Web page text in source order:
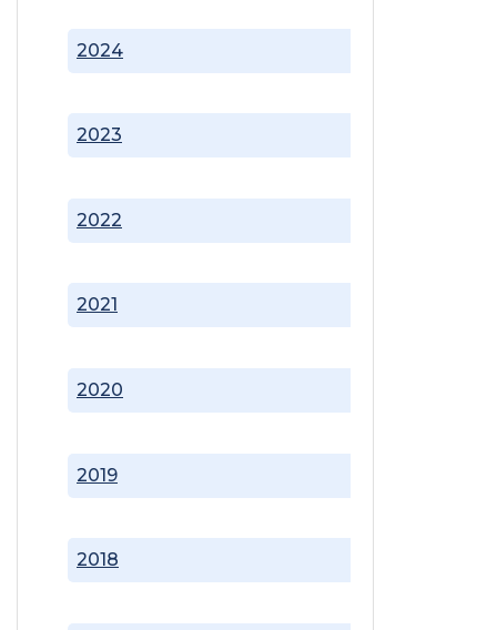
2018
2019
2020
2021
2022
2023
2024